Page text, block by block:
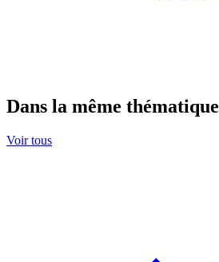
Dans la même thématique
Voir tous